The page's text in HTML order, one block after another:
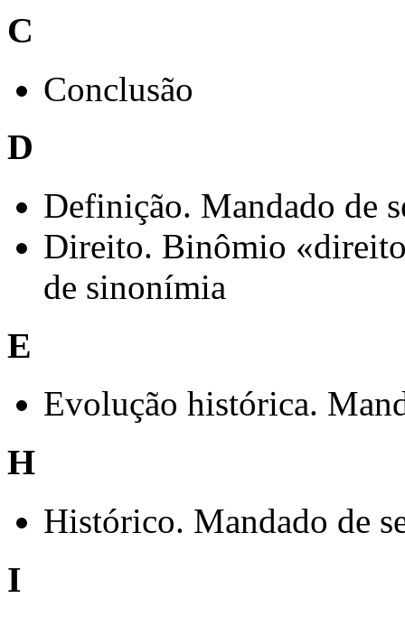
C
Conclusão
D
Definição. Mandado de
Direito. Binômio
de sinonímia
E
Evolução histórica.
H
Histórico. Mandado de
I